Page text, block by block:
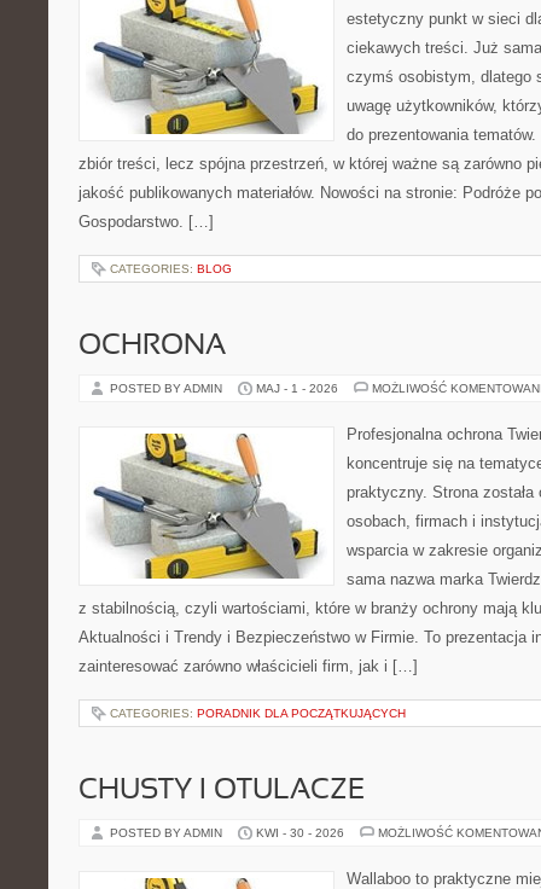
estetyczny punkt w sieci
ciekawych treści. Już
czymś osobistym, dlatego
uwagę użytkowników,
do prezentowania
zbiór treści, lecz spójna przestrzeń, w której ważne są zarówno
jakość publikowanych materiałów. Nowości na stronie: Podróże
Gospodarstwo. […]
CATEGORIES: BLOG
OCHRONA
POSTED BY ADMIN MAJ - 1 - 2026 MOŻLIWOŚĆ
Profesjonalna ochrona
koncentruje się na
praktyczny. Strona
osobach, firmach i
wsparcia w zakresie
sama nazwa marka
z stabilnością, czyli wartościami, które w branży ochrony mają
Aktualności i Trendy i Bezpieczeństwo w Firmie. To prezentacja
zainteresować zarówno właścicieli firm, jak i […]
CATEGORIES: PORADNIK DLA POCZĄTKUJĄCYCH
CHUSTY I OTULACZE
POSTED BY ADMIN KWI - 30 - 2026 MOŻLIWOŚĆ
Wallaboo to praktyczne